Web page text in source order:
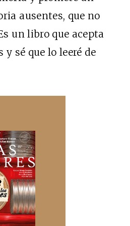
ausentes, que no
un libro que acepta
sé que lo leeré de